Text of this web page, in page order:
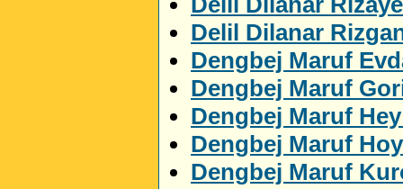
Delil Dilanar
Dengbej Maruf
Dengbej Maruf
Dengbej Maruf
Dengbej Maruf
Dengbej Maruf